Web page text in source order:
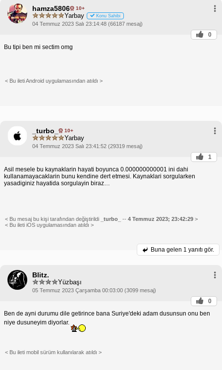
hamza5806 10+
Yarbay Konu Sahibi
04 Temmuz 2023 Salı 23:14:48 (66187 mesaj)
0
Bu tipi ben mi sectim omg
< Bu ileti Android uygulamasından atıldı >
_turbo_ 10+
Yarbay
04 Temmuz 2023 Salı 23:41:52 (29319 mesaj)
1
Asil mesele bu kaynaklarin hayati boyunca 0.000000000001 ini dahi
kullanamayacaklarin bunu kendine dert etmesi. Kaynaklari sorgularken
yasadiginiz hayatida sorgulayin biraz…
< Bu mesaj bu kişi tarafından değiştirildi _turbo_ -- 4 Temmuz 2023; 23:42:29 >
< Bu ileti iOS uygulamasından atıldı >
Buna gelen 1 yanıtı gör.
Blitz.
Yüzbaşı
05 Temmuz 2023 Çarşamba 00:03:00 (3099 mesaj)
0
Ben de ayni durumu dile getirince bana Suriye'deki adam dusunsun onu ben
niye dusuneyim diyorlar.
< Bu ileti mobil sürüm kullanılarak atıldı >